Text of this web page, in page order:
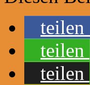
teilen
teilen
teilen